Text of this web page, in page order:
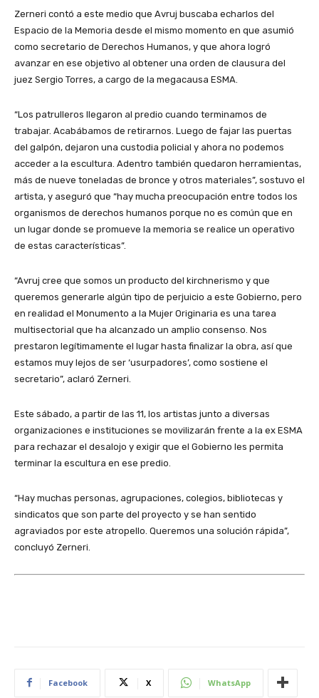
Zerneri contó a este medio que Avruj buscaba echarlos del
Espacio de la Memoria desde el mismo momento en que asumió
como secretario de Derechos Humanos, y que ahora logró
avanzar en ese objetivo al obtener una orden de clausura del
juez Sergio Torres, a cargo de la megacausa ESMA.
“Los patrulleros llegaron al predio cuando terminamos de
trabajar. Acabábamos de retirarnos. Luego de fajar las puertas
del galpón, dejaron una custodia policial y ahora no podemos
acceder a la escultura. Adentro también quedaron herramientas,
más de nueve toneladas de bronce y otros materiales”, sostuvo el
artista, y aseguró que “hay mucha preocupación entre todos los
organismos de derechos humanos porque no es común que en
un lugar donde se promueve la memoria se realice un operativo
de estas características”.
“Avruj cree que somos un producto del kirchnerismo y que
queremos generarle algún tipo de perjuicio a este Gobierno, pero
en realidad el Monumento a la Mujer Originaria es una tarea
multisectorial que ha alcanzado un amplio consenso. Nos
prestaron legítimamente el lugar hasta finalizar la obra, así que
estamos muy lejos de ser ‘usurpadores’, como sostiene el
secretario”, aclaró Zerneri.
Este sábado, a partir de las 11, los artistas junto a diversas
organizaciones e instituciones se movilizarán frente a la ex ESMA
para rechazar el desalojo y exigir que el Gobierno les permita
terminar la escultura en ese predio.
“Hay muchas personas, agrupaciones, colegios, bibliotecas y
sindicatos que son parte del proyecto y se han sentido
agraviados por este atropello. Queremos una solución rápida”,
concluyó Zerneri.
Facebook X WhatsApp